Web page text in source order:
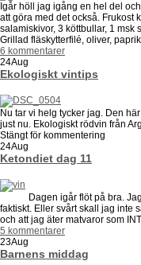
Igår höll jag igång en hel del
att göra med det också. Frukost
salamiskivor, 3 köttbullar, 1 msk
Grillad fläskytterfilé, oliver,
6 kommentarer
24Aug
Ekologiskt vintips
Nu tar vi helg tycker jag.
just nu. Ekologiskt rödvin från
Stängt för kommentering
24Aug
Ketondiet dag 11
Dagen igår flöt på bra. Jag
faktiskt. Eller svårt skall jag inte
och att jag äter matvaror som
5 kommentarer
23Aug
Barnens middag